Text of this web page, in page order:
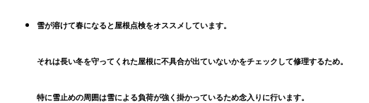
雪が溶けて春になると屋根点検をオススメしています。
それは長い冬を守ってくれた屋根に不具合が出ていないかをチェックして修理するため。
特に雪止めの周囲は雪による負荷が強く掛かっているため念入りに行います。